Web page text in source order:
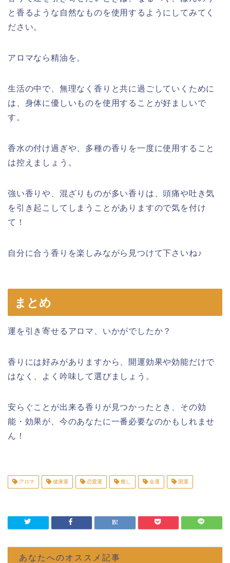
と香るような自然なものを使用するようにしてみてく
ださい。
アロマなら精油を。
生活の中で、無理なく香りと共に過ごしていくために
は、身体に優しいものを使用することが好ましいで
す。
香水の付け過ぎや、多種の香りを一度に使用すること
は控えましょう。
強い香りや、混ざりものが多い香りは、頭痛や吐き気
を引き起こしてしまうことがありますので気を付け
て！
自分に合う香りを楽しみながら見つけて下さいね♪
まとめ
運を引き寄せるアロマ、いかがでしたか？
香りには好みがありますから、開運効果や効能だけで
はなく、よく吟味して選びましょう。
安らぐことが出来る香りが見つかったとき、その効
能・効果が、今のあなたに一番必要なのかもしれませ
ん！
アロマ 健康運 恋愛運 癒し 金運 開運
あなたへのオススメ記事